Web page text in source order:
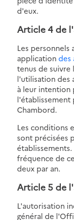
d'eux.
Article 4 de l'
Les personnels
application des
tenus de suivre
l'utilisation des
à leur intention
l'établissement
Chambord.
Les conditions
sont précisées
établissements.
fréquence de
deux par an.
Article 5 de l'
L'autorisation
général de